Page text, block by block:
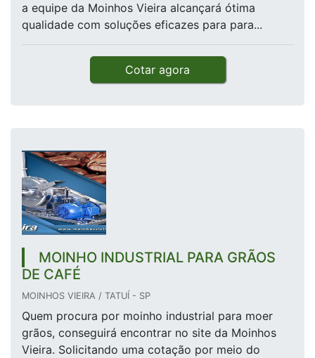
a equipe da Moinhos Vieira alcançará ótima
qualidade com soluções eficazes para para...
Cotar agora
MOINHO INDUSTRIAL PARA GRÃOS
DE CAFÉ
MOINHOS VIEIRA / TATUÍ - SP
Quem procura por moinho industrial para moer
grãos, conseguirá encontrar no site da Moinhos
Vieira. Solicitando uma cotação por meio do